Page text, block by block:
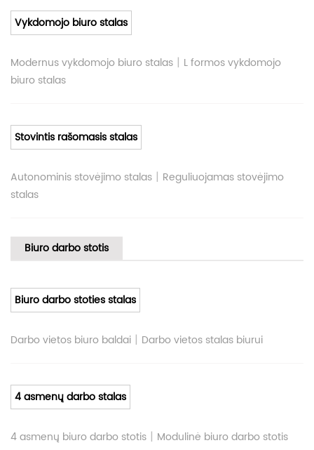
Vykdomojo biuro stalas
Modernus vykdomojo biuro stalas | L formos vykdomojo
biuro stalas
Stovintis rašomasis stalas
Autonominis stovėjimo stalas | Reguliuojamas stovėjimo
stalas
Biuro darbo stotis
Biuro darbo stoties stalas
Darbo vietos biuro baldai | Darbo vietos stalas biurui
4 asmenų darbo stalas
4 asmenų biuro darbo stotis | Modulinė biuro darbo stotis